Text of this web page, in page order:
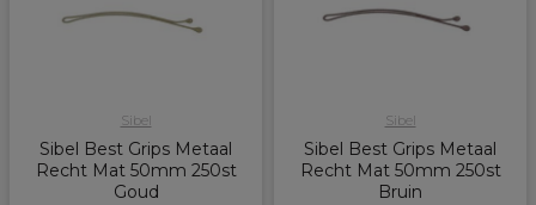
Sibel
Sibel Best Grips Metaal
Recht Mat 50mm 250st
Goud
Sibel
Sibel Best Grips Metaal
Recht Mat 50mm 250st
Bruin